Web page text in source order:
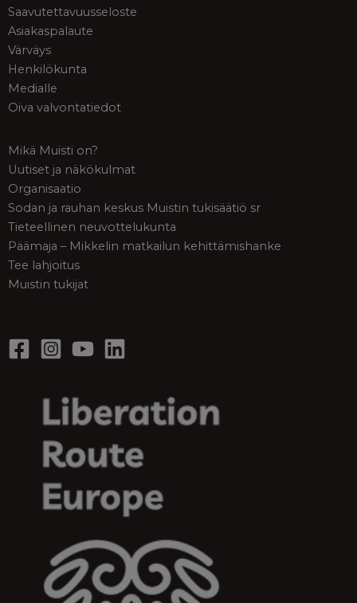
Saavutettavuusseloste
Asiakaspalaute
Värväys
Henkilökunta
Medialle
Oiva valvontatiedot
Mikä Muisti on?
Uutiset ja näkökulmat
Organisaatio
Sodan ja rauhan keskus Muistin tukisäätiö sr
Tieteellinen neuvottelukunta
Päämaja – Mikkelin matkailun kehittämishanke
Tee lahjoitus
Muistin tukijat